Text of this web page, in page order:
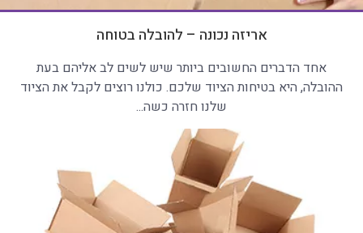
אריזה נכונה – להובלה בטוחה
אחד הדברים החשובים ביותר שיש לשים לב אליהם בעת
ההובלה, היא בטיחות הציוד שלכם. כולנו רוצים לקבל את הציוד
שלנו חזרה כשה...